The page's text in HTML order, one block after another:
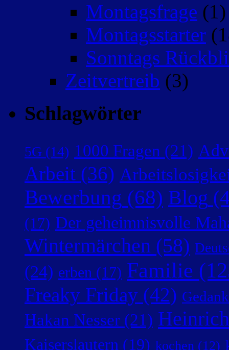
Montagsfrage (1)
Montagsstarter
Sonntags
Zeitvertreib (3)
Schlagwörter
5G (14) 1000 Fragen (21)
Arbeit (36)
Bewerbung (68) Blog
(17) Der geheimnisvolle
Wintermärchen (58)
(24) erben (17) Familie
Freaky Friday (42)
Hakan Nesser (21)
Kaiserslautern (19) kochen (12)